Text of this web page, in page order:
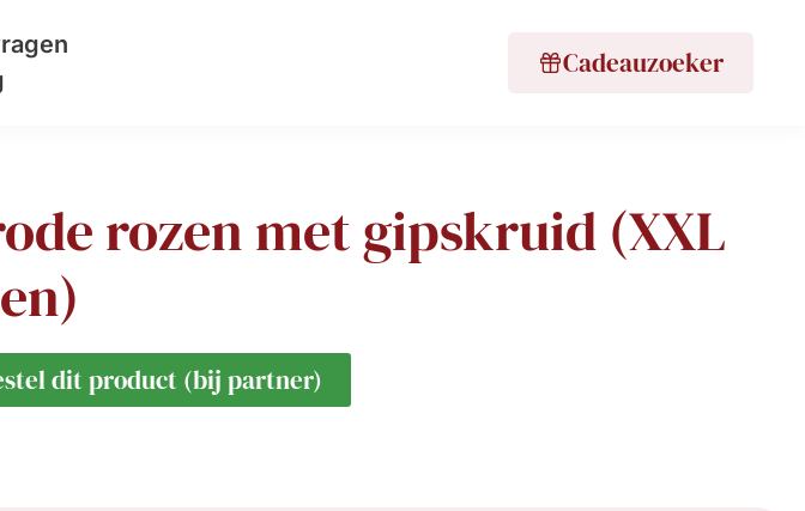
Cadeauzoeker
rozen met gipskruid (XXL
dit product (bij partner)